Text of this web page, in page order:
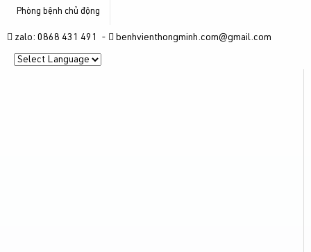
Phòng bệnh chủ động
zalo: 0868 431 491 - benhvienthongminh.com@gmail.com